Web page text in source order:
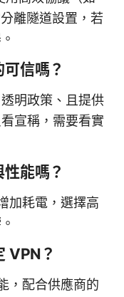
離隧道設置，若
信嗎？
明政策、且提供
宣稱，需要看實
能嗎？
加耗電，選擇高
VPN？
，配合供應商的